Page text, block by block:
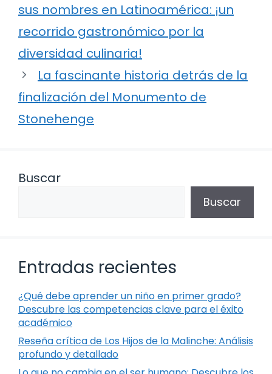
sus nombres en Latinoamérica: ¡un
recorrido gastronómico por la
diversidad culinaria!
La fascinante historia detrás de la
finalización del Monumento de
Stonehenge
Buscar
Buscar
Entradas recientes
¿Qué debe aprender un niño en primer grado?
Descubre las competencias clave para el éxito
académico
Reseña crítica de Los Hijos de la Malinche: Análisis
profundo y detallado